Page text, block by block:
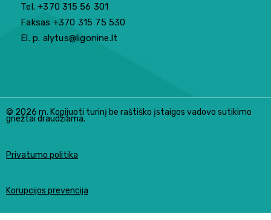
Tel. +370 315 56 301
Faksas +370 315 75 530
El. p. alytus@ligonine.lt
© 2026 m. Kopijuoti turinį be raštiško įstaigos vadovo sutikimo
griežtai draudžiama.
Privatumo politika
Korupcijos prevencija